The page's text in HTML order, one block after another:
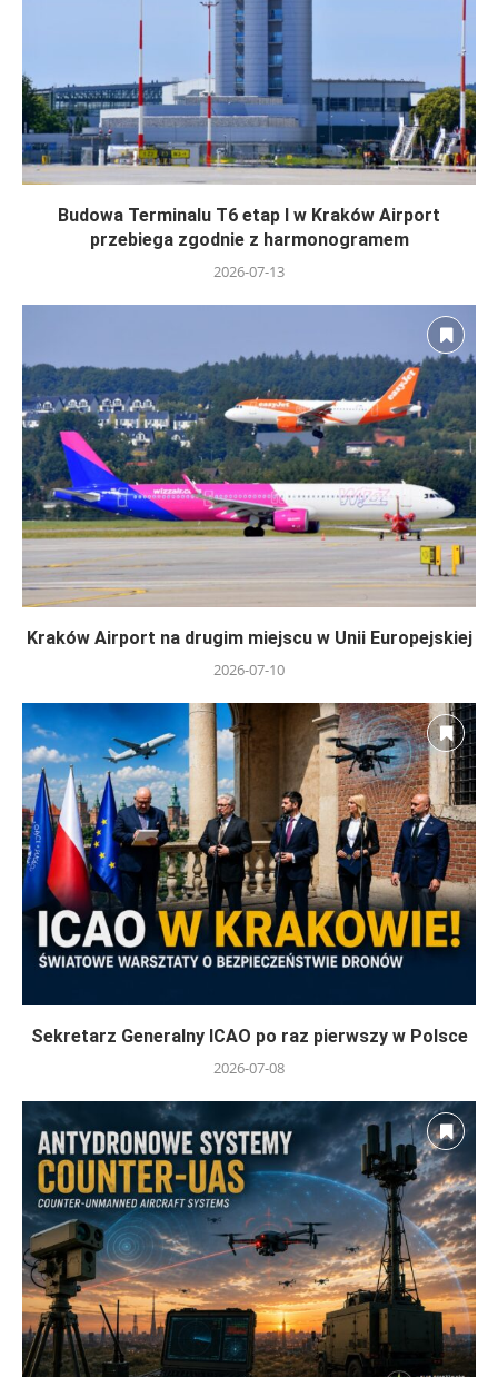
Budowa Terminalu T6 etap I w Kraków Airport
przebiega zgodnie z harmonogramem
2026-07-13
Kraków Airport na drugim miejscu w Unii Europejskiej
2026-07-10
Sekretarz Generalny ICAO po raz pierwszy w Polsce
2026-07-08